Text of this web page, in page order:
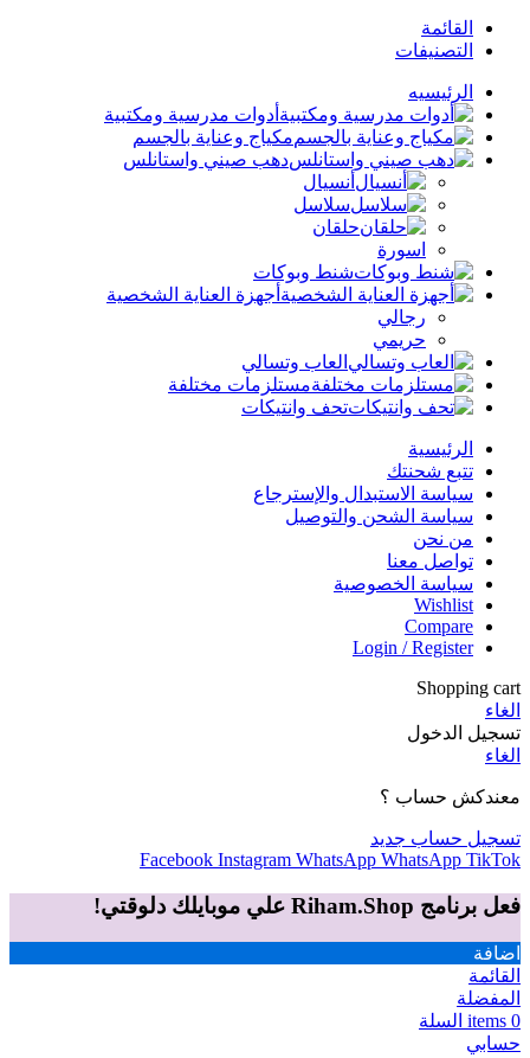
القائمة
التصنيفات
الرئيسيه
أدوات مدرسية ومكتبية
مكياج وعناية بالجسم
دهب صيني واستانلس
أنسيال
سلاسل
حلقان
اسورة
شنط وبوكات
أجهزة العناية الشخصية
رجالي
حريمي
العاب وتسالي
مستلزمات مختلفة
تحف وانتيكات
الرئيسية
تتبع شحنتك
سياسة الاستبدال والإسترجاع
سياسة الشحن والتوصيل
من نحن
تواصل معنا
سياسة الخصوصية
Wishlist
Compare
Login / Register
Shopping cart
الغاء
تسجيل الدخول
الغاء
معندكش حساب ؟
تسجيل حساب جديد
Facebook Instagram WhatsApp WhatsApp TikTok
فعل برنامج Riham.Shop علي موبايلك دلوقتي!
اضافة
القائمة
المفضلة
0
items السلة
حسابي